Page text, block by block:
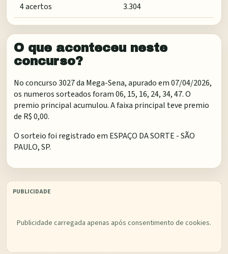
4 acertos
3.304
O que aconteceu neste
concurso?
No concurso 3027 da Mega-Sena, apurado em 07/04/2026,
os numeros sorteados foram 06, 15, 16, 24, 34, 47. O
premio principal acumulou. A faixa principal teve premio
de R$ 0,00.
O sorteio foi registrado em ESPAÇO DA SORTE - SÃO
PAULO, SP.
Publicidade carregada apenas após consentimento de cookies.